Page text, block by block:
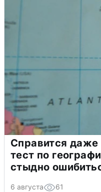
Справится
тест по
стыдно
6 августа 61